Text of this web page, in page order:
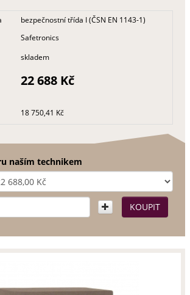
bezpečnostní třída I (ČSN EN 1143-1)
Safetronics
skladem
22 688 Kč
18 750,41 Kč
naším technikem